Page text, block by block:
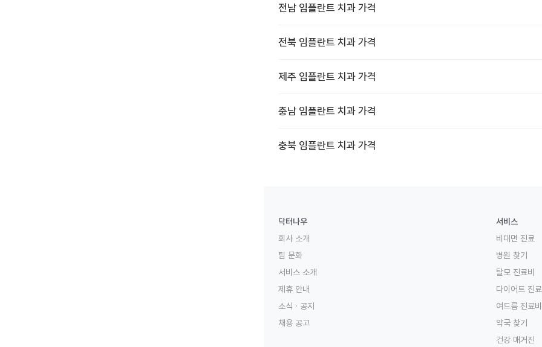
전남 임플란트 치과 가격
전북 임플란트 치과 가격
제주 임플란트 치과 가격
충남 임플란트 치과 가격
충북 임플란트 치과 가격
닥터나우
회사 소개
팀 문화
서비스 소개
제휴 안내
소식 · 공지
채용 공고
서비스
비대면 진료
병원 찾기
탈모 진료비
다이어트 진료
여드름 진료비
약국 찾기
건강 매거진